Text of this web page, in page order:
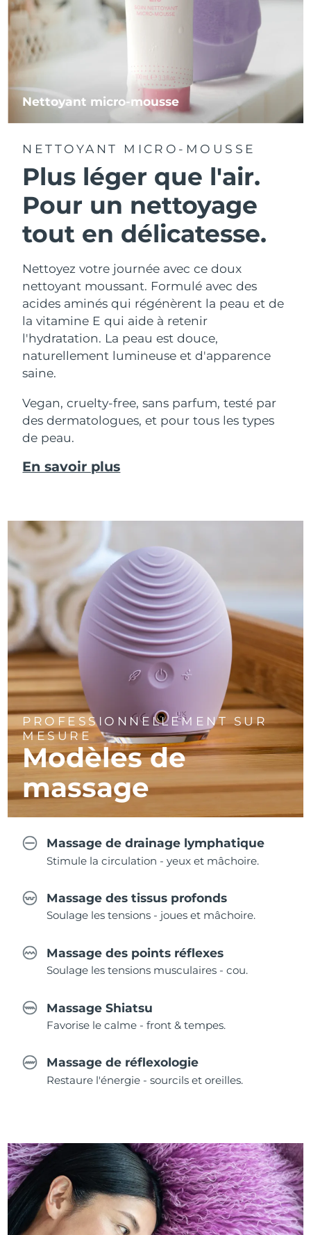
Nettoyant micro-mousse
NETTOYANT MICRO-MOUSSE
Plus léger que l'air.
Pour un nettoyage
tout en délicatesse.
Nettoyez votre journée avec ce doux
nettoyant moussant. Formulé avec des
acides aminés qui régénèrent la peau et de
la vitamine E qui aide à retenir
l'hydratation. La peau est douce,
naturellement lumineuse et d'apparence
saine.
Vegan, cruelty-free, sans parfum, testé par
des dermatologues, et pour tous les types
de peau.
En savoir plus
PROFESSIONNELLEMENT SUR
MESURE
Modèles de
massage
Massage de drainage lymphatique
Stimule la circulation - yeux et mâchoire.
Massage des tissus profonds
Soulage les tensions - joues et mâchoire.
Massage des points réflexes
Soulage les tensions musculaires - cou.
Massage Shiatsu
Favorise le calme - front & tempes.
Massage de réflexologie
Restaure l'énergie - sourcils et oreilles.